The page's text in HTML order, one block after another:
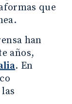
que
han
años,
. En